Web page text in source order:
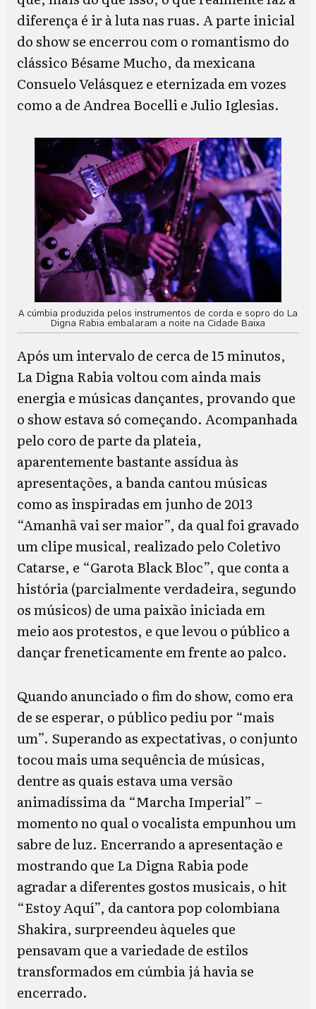
diferença é ir à luta nas ruas. A parte inicial
do show se encerrou com o romantismo do
clássico Bésame Mucho, da mexicana
Consuelo Velásquez e eternizada em vozes
como a de Andrea Bocelli e Julio Iglesias.
A cúmbia produzida pelos instrumentos de corda e sopro do La
Digna Rabia embalaram a noite na Cidade Baixa
Após um intervalo de cerca de 15 minutos,
La Digna Rabia voltou com ainda mais
energia e músicas dançantes, provando que
o show estava só começando. Acompanhada
pelo coro de parte da plateia,
aparentemente bastante assídua às
apresentações, a banda cantou músicas
como as inspiradas em junho de 2013
“Amanhã vai ser maior”, da qual foi gravado
um clipe musical, realizado pelo Coletivo
Catarse, e “Garota Black Bloc”, que conta a
história (parcialmente verdadeira, segundo
os músicos) de uma paixão iniciada em
meio aos protestos, e que levou o público a
dançar freneticamente em frente ao palco.
Quando anunciado o fim do show, como era
de se esperar, o público pediu por “mais
um”. Superando as expectativas, o conjunto
tocou mais uma sequência de músicas,
dentre as quais estava uma versão
animadíssima da “Marcha Imperial” –
momento no qual o vocalista empunhou um
sabre de luz. Encerrando a apresentação e
mostrando que La Digna Rabia pode
agradar a diferentes gostos musicais, o hit
“Estoy Aquí”, da cantora pop colombiana
Shakira, surpreendeu àqueles que
pensavam que a variedade de estilos
transformados em cúmbia já havia se
encerrado.